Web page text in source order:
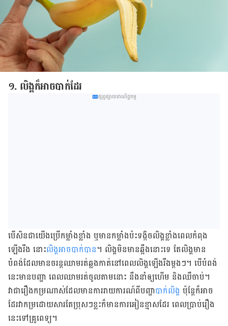
១. លិង្គ​ក៏​អាច​បាក់​ដែរ​
ផ្សព្វផ្សាយពាណិជ្ជកម្ម
បើ​សិន​ជា​យើង​ប្រើ​កម្លាំង​ខ្លាំង ឬ​មាន​កម្លាំង​ប៉ះ​ទង្កិច​លិង្គ​ខ្លាំង​ពេល​កំពុង​
ឡើង​រឹង នោះ​លិង្គ​អាច​បាក់​បាន​។ លិង្គ​មិន​មាន​ឆ្អឹង​នោះ​ទេ​ តែ​លិង្គ​មាន​
បំពង់​ដែល​មាន​ចរន្ត​ឈាម​រត់​ឆ្លង​កាត់​​នៅ​ពេល​លិង្គ​ឡើង​រឹង​ម្ដងៗ​។ បើ​បំពង់​
នេះ​មាន​បញ្ហា ពេល​ឈាម​រត់​ចូល​តាម​នោះ នឹង​នាំ​ឲ្យ​​ហើម និង​ឈឺ​ចាប់​។ ​
វា​ជា​រឿង​កម្រ​ណាស់​ដែល​មាន​ការ​រាយការណ៍​ពី​បញ្ហា​បាក់​លិង្ គ ប៉ុន្តែ​ក៏​អាច​
ដែរ​វា​​កម្រ​ដោយសារ​តែ​ប្រុសៗ​ខ្លះ​ក៏​មាន​ការ​អៀនខ្មាស​ដែរ ពេល​ប្រាប់​រឿង​
នេះ​ទៅ​គ្រូពេទ្យ​។